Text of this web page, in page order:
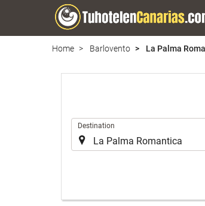
Home Barlovento La Palma
Destination